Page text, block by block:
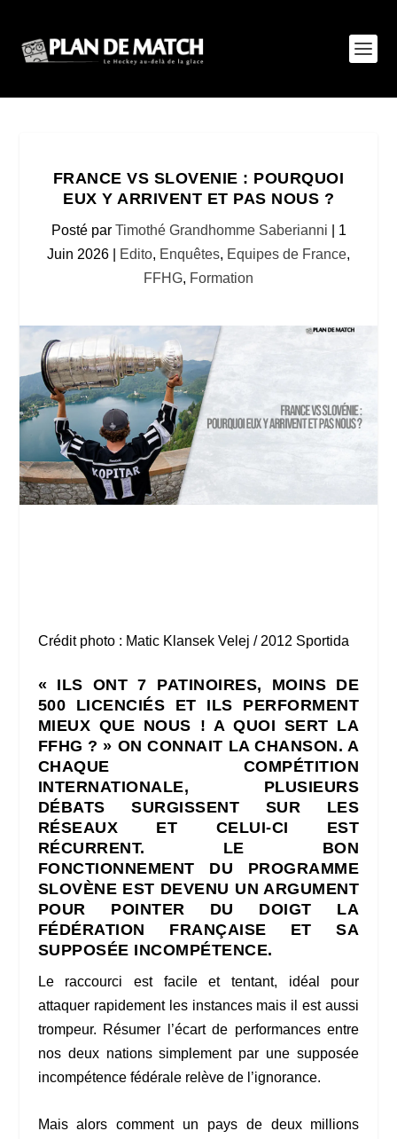
FRANCE VS SLOVENIE : POURQUOI
EUX Y ARRIVENT ET PAS NOUS ?
Posté par Timothé Grandhomme Saberianni
1
Juin 2026
Edito, Enquêtes, Equipes de France,
FFHG, Formation
Crédit photo : Matic Klansek Velej / 2012 Sportida
« ILS ONT 7 PATINOIRES, MOINS DE
500 LICENCIÉS ET ILS PERFORMENT
MIEUX QUE NOUS ! A QUOI SERT LA
FFHG ? » ON CONNAIT LA CHANSON. A
CHAQUE COMPÉTITION
INTERNATIONALE, PLUSIEURS
DÉBATS SURGISSENT SUR LES
RÉSEAUX ET CELUI-CI EST
RÉCURRENT. LE BON
FONCTIONNEMENT DU PROGRAMME
SLOVÈNE EST DEVENU UN ARGUMENT
POUR POINTER DU DOIGT LA
FÉDÉRATION FRANÇAISE ET SA
SUPPOSÉE INCOMPÉTENCE.
Le raccourci est facile et tentant, idéal pour
attaquer rapidement les instances mais il est aussi
trompeur. Résumer l’écart de performances entre
nos deux nations simplement par une supposée
incompétence fédérale relève de l’ignorance.
Mais alors comment un pays de deux millions